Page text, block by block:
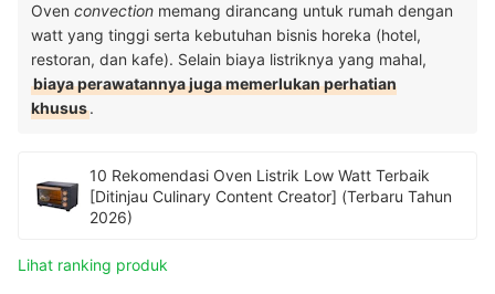
Oven convection memang dirancang untuk rumah dengan
watt yang tinggi serta kebutuhan bisnis horeka (hotel,
restoran, dan kafe). Selain biaya listriknya yang mahal,
biaya perawatannya juga memerlukan perhatian
khusus.
10 Rekomendasi Oven Listrik Low Watt Terbaik
[Ditinjau Culinary Content Creator] (Terbaru Tahun
2026)
Lihat ranking produk